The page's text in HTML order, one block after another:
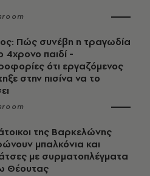
Πώς συνέβη η τραγωδία
4χρονο παιδί -
ότι εργαζόμενος
στην πισίνα να το
της Βαρκελώνης
μπαλκόνια και
με συρματοπλέγματα
Θέουτας